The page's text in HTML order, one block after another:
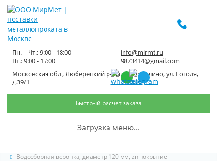
Московская обл., Люберецкий р-н, пос. Томилино, ул. Гоголя,
д.39/1
Пн. – Чт.: 9:00 - 18:00
Пт.: 9:00 - 17:00
info@mirmt.ru
9873414@gmail.com
Быстрый расчет заказа
Загрузка меню...
Водосборная воронка, диаметр
120 мм, zn покрытие
Водосборная воронка, диаметр 120 мм, zn покрытие